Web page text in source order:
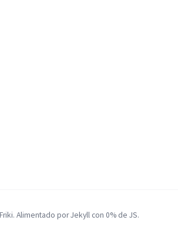
Alimentado por Jekyll con 0% de JS.